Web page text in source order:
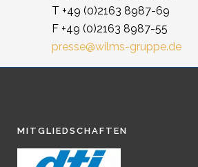
T +49 (0)2163 8987-69
F +49 (0)2163 8987-55
presse@wilms-gruppe.de
MITGLIEDSCHAFTEN